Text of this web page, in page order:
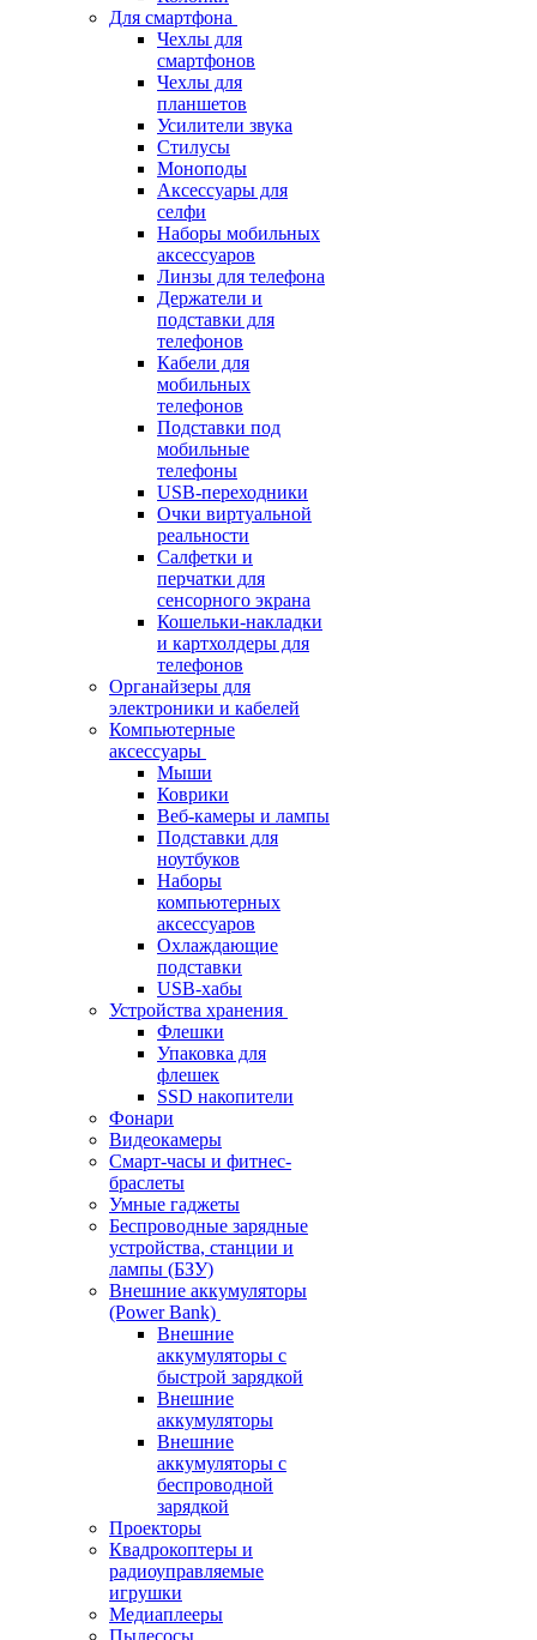
Для смартфона
Чехлы для
смартфонов
Чехлы для
планшетов
Усилители звука
Стилусы
Моноподы
Аксессуары для
селфи
Наборы мобильных
аксессуаров
Линзы для телефона
Держатели и
подставки для
телефонов
Кабели для
мобильных
телефонов
Подставки под
мобильные
телефоны
USB-переходники
Очки виртуальной
реальности
Салфетки и
перчатки для
сенсорного экрана
Кошельки-накладки
и картхолдеры для
телефонов
Органайзеры для
электроники и кабелей
Компьютерные
аксессуары
Мыши
Коврики
Веб-камеры и лампы
Подставки для
ноутбуков
Наборы
компьютерных
аксессуаров
Охлаждающие
подставки
USB-хабы
Устройства хранения
Флешки
Упаковка для
флешек
SSD накопители
Фонари
Видеокамеры
Смарт-часы и фитнес-
браслеты
Умные гаджеты
Беспроводные зарядные
устройства, станции и
лампы (БЗУ)
Внешние аккумуляторы
(Power Bank)
Внешние
аккумуляторы с
быстрой зарядкой
Внешние
аккумуляторы
Внешние
аккумуляторы с
беспроводной
зарядкой
Проекторы
Квадрокоптеры и
радиоуправляемые
игрушки
Медиаплееры
Пылесосы